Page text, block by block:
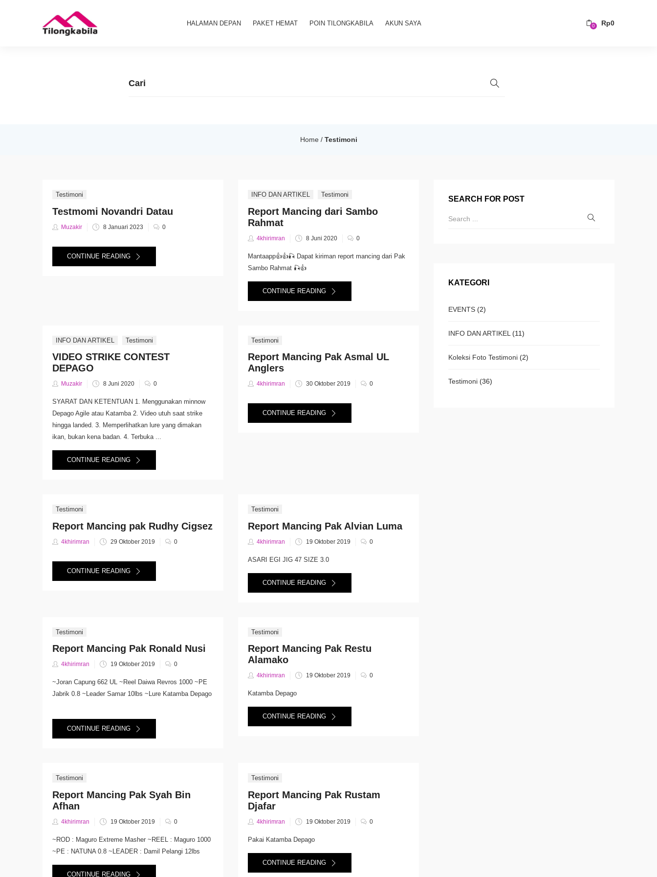
HALAMAN DEPAN PAKET HEMAT POIN TILONGKABILA AKUN SAYA 0 Rp0
Home/ Testimoni
Testimoni
Testmomi Novandri Datau
Muzakir
Posted
8 Januari 2023 0
CONTINUE READING
INFO DAN ARTIKEL Testimoni
Report Mancing dari Sambo
Rahmat
4khirimran
Posted
8 Juni 2020 0
Mantaapp👍👍🎣 Dapat kiriman report mancing dari Pak
Sambo Rahmat 🎣👍
CONTINUE READING
INFO DAN ARTIKEL Testimoni
VIDEO STRIKE CONTEST
DEPAGO
Muzakir
Posted
8 Juni 2020 0
SYARAT DAN KETENTUAN 1. Menggunakan minnow
Depago Agile atau Katamba 2. Video utuh saat strike
hingga landed. 3. Memperlihatkan lure yang dimakan
ikan, bukan kena badan. 4. Terbuka ...
CONTINUE READING
Testimoni
Report Mancing Pak Asmal UL
Anglers
4khirimran
Posted
30 Oktober 2019 0
CONTINUE READING
Testimoni
Report Mancing pak Rudhy Cigsez
4khirimran
Posted
29 Oktober 2019 0
CONTINUE READING
Testimoni
Report Mancing Pak Alvian Luma
4khirimran
Posted
19 Oktober 2019 0
ASARI EGI JIG 47 SIZE 3.0
CONTINUE READING
Testimoni
Report Mancing Pak Ronald Nusi
4khirimran
Posted
19 Oktober 2019 0
~Joran Capung 662 UL ~Reel Daiwa Revros 1000 ~PE
Jabrik 0.8 ~Leader Samar 10lbs ~Lure Katamba Depago
CONTINUE READING
Testimoni
Report Mancing Pak Restu
Alamako
4khirimran
Posted
19 Oktober 2019 0
Katamba Depago
CONTINUE READING
Testimoni
Report Mancing Pak Syah Bin
Afhan
4khirimran
Posted
19 Oktober 2019 0
~ROD : Maguro Extreme Masher ~REEL : Maguro 1000
~PE : NATUNA 0.8 ~LEADER : Damil Pelangi 12lbs
CONTINUE READING
Testimoni
Report Mancing Pak Rustam
Djafar
4khirimran
Posted
19 Oktober 2019 0
Pakai Katamba Depago
CONTINUE READING
SEARCH FOR POST
KATEGORI
EVENTS (2)
INFO DAN ARTIKEL (11)
Koleksi Foto Testimoni (2)
Testimoni (36)